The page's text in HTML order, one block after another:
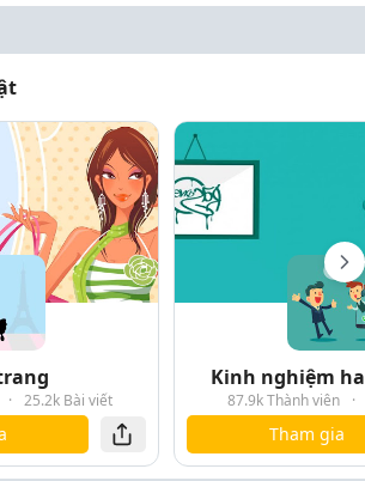
· 25.2k Bài viết
Kinh nghiệm
87.9k Thành viên ·
Tham gia